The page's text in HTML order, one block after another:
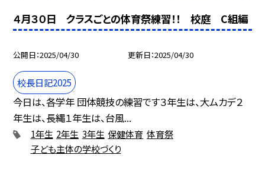
４月３０日 クラスごとの体育祭練習！！ 校庭 C組編
公開日 2025/04/30 更新日 2025/04/30
校長日記2025
今日は、各学年 団体競技の練習です３年生は、大ムカデ２
年生は、長縄１年生は、台風...
1年生 2年生 3年生 保健体育 体育祭
子ども主体の学校づくり